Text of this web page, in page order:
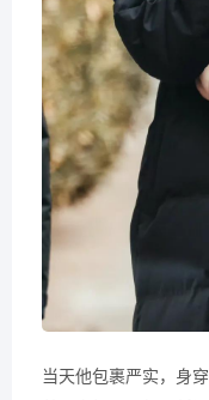
当天他包裹严实，身